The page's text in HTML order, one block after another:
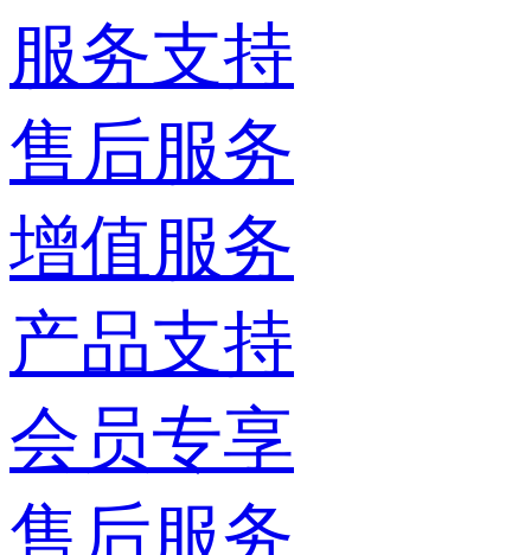
服务支持
售后服务
增值服务
产品支持
会员专享
售后服务